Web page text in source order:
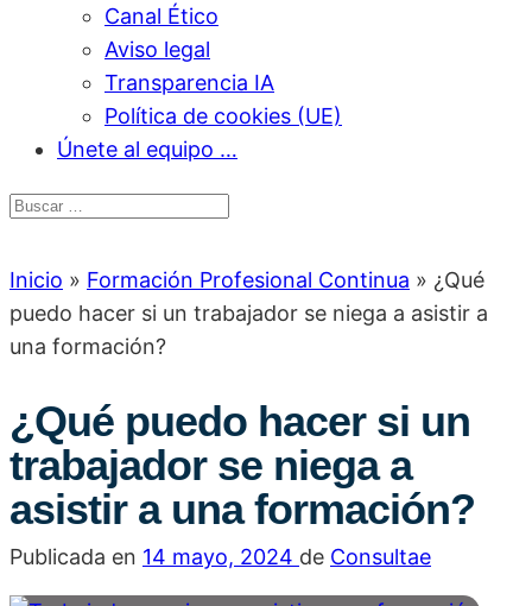
Canal Ético
Aviso legal
Transparencia IA
Política de cookies (UE)
Únete al equipo …
Inicio » Formación Profesional Continua » ¿Qué
puedo hacer si un trabajador se niega a asistir a
una formación?
¿Qué puedo hacer si un
trabajador se niega a
asistir a una formación?
Publicada en 14 mayo, 2024 de Consultae